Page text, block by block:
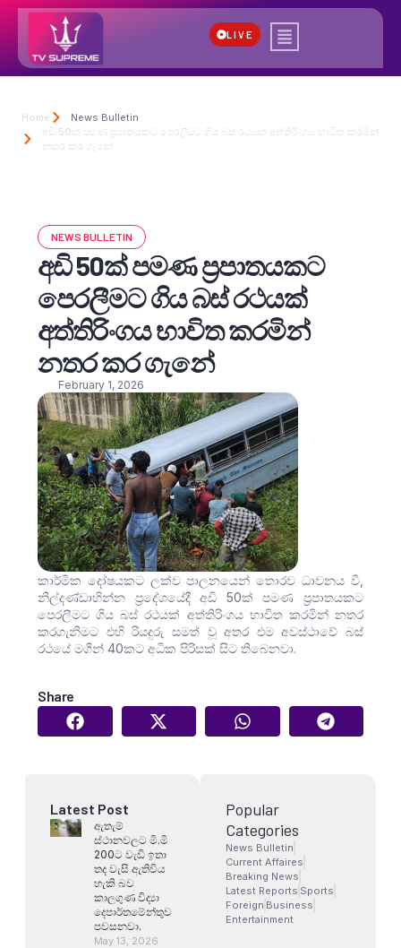
LIVE
Home
News Bulletin
අඩි 50ක් පමණ ප්‍රපාතයකට පෙරලීමට ගිය බස් රථයක් අත්තිරිංගය භාවිත කරමින්
නතර කර ගැනේ
NEWS BULLETIN
අඩි 50ක් පමණ ප්‍රපාතයකට
පෙරලීමට ගිය බස් රථයක්
අත්තිරිංගය භාවිත කරමින්
නතර කර ගැනේ
February 1, 2026
කාර්මික දෝෂයකට ලක්ව පාලනයෙන් තොරව ධාවනය වී,
නිල්දණ්ඩාහින්න ප්‍රදේශයේදී අඩි 50ක් පමණ ප්‍රපාතයකට
පෙරලීමට ගිය බස් රථයක් අත්තිරිංගය භාවිත කරමින් නතර
කරගැනීමට එහි රියදුරු සමත් වූ අතර එම අවස්ථාවේ බස්
රථයේ මගීන් 40කට අධික පිරිසක් සිට තිබෙනවා.
Share
Latest Post
ඇතැම්
ස්ථානවලට මි.මි
200ට වැඩි ඉතා
තද වැසි ඇතිවිය
හැකි බව
කාලගුණ විද්‍යා
දෙපාර්තමේන්තුව
පවසනවා.
May 13, 2026
Popular
Categories
News Bulletin
Current Affaires
Breaking News
Latest Reports Sports
Foreign Business
Entertainment